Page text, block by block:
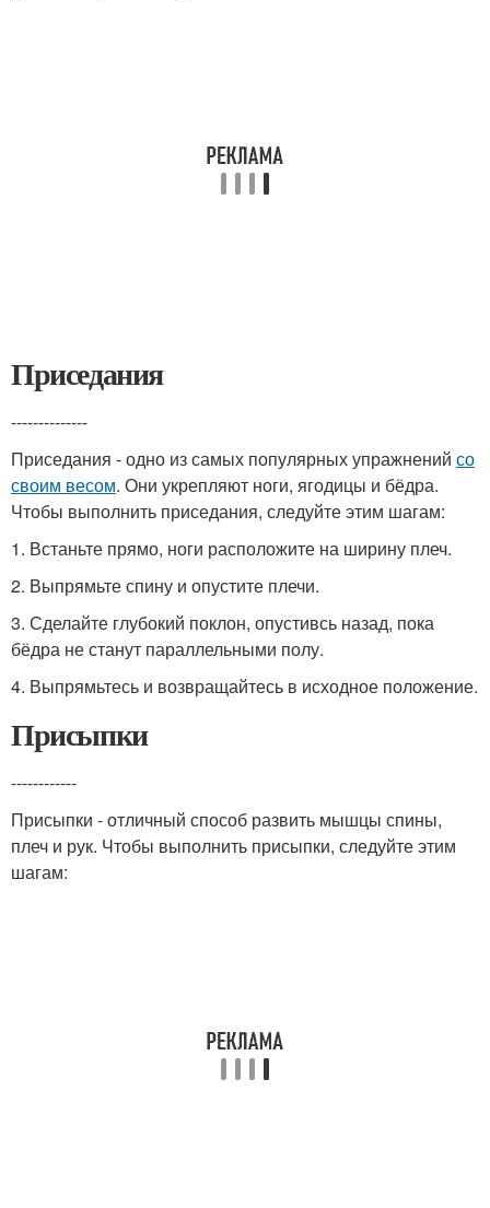
Приседания
--------------
Приседания - одно из самых популярных упражнений со
своим весом. Они укрепляют ноги, ягодицы и бёдра.
Чтобы выполнить приседания, следуйте этим шагам:
1. Встаньте прямо, ноги расположите на ширину плеч.
2. Выпрямьте спину и опустите плечи.
3. Сделайте глубокий поклон, опустивсь назад, пока
бёдра не станут параллельными полу.
4. Выпрямьтесь и возвращайтесь в исходное положение.
Присыпки
------------
Присыпки - отличный способ развить мышцы спины,
плеч и рук. Чтобы выполнить присыпки, следуйте этим
шагам: